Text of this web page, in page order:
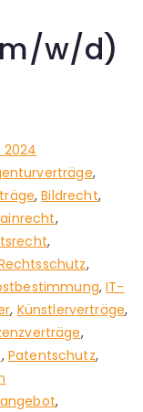
w/d)
2024
,
,Bildrecht,
,
,
,
,IT-
, Künstlerverträge,
,
, Patentschutz,
,